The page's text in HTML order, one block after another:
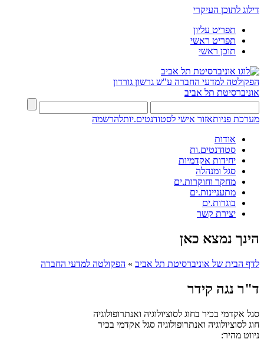
דילוג לתוכן העיקרי
תפריט עליון
תפריט ראשי
תוכן ראשי
הפקולטה למדעי החברה ע"ש גרשון גורדון
אוניברסיטת תל אביב
מערכת פניותאזור אישי לסטודנטים.יותלהרשמה
אודות
סטודנטים.ות
יחידות אקדמיות
סגל ומנהלה
מחקר וחוקרות.ים
מתעניינות.ים
בוגרות.ים
יצירת קשר
הינך נמצא כאן
לדף הבית של אוניברסיטת תל אביב » הפקולטה למדעי החברה
ד"ר נגה קידר
סגל אקדמי בכיר בחוג לסוציולוגיה ואנתרופולוגיה
חוג לסוציולוגיה ואנתרופולוגיה סגל אקדמי בכיר
ניווט מהיר: